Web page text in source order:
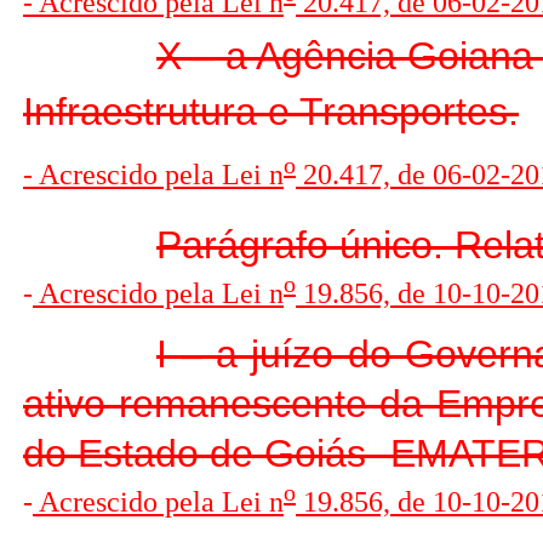
X – a Agência
Infraestrutura e Transportes.
- Acrescido pela Lei no 20.417, de 06-02-
Parágrafo único.
- Acrescido pela Lei no 19.856, de 10-10-
I – a juízo do
ativo remanescente da
do Estado de Goiás -
-Acrescido pela Lei no 19.856, de 10-10-